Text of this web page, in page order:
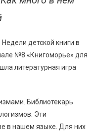
детской книги в
№8 «Книгоморье» для
литературная игра
Библиотекарь
Эти
в нашем языке. Для них